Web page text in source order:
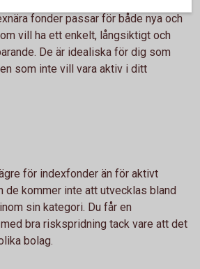
fonder passar för både nya och
vill ha ett enkelt, långsiktigt och
De är idealiska för dig som
som inte vill vara aktiv i ditt
för indexfonder än för aktivt
de kommer inte att utvecklas bland
sin kategori. Du får en
bra riskspridning tack vare att det
bolag.